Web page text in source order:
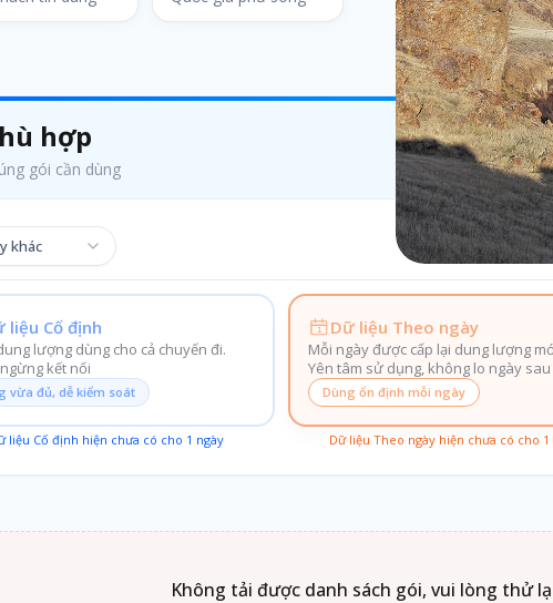
hợp
gói cần dùng
khác
liệu Cố định
lượng dùng cho cả chuyến đi.
kết nối
vừa đủ, dễ kiểm soát
liệu Cố định hiện chưa có cho 1 ngày
Dữ liệu Theo ngày
Mỗi ngày được cấp lại dung lượng
Yên tâm sử dụng, không lo ngày sau
Dùng ổn định mỗi ngày
Dữ liệu Theo ngày hiện chưa có cho 1
Không tải được danh sách gói, vui lòng thử